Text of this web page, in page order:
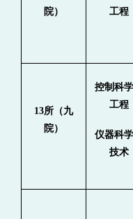
院）
工程
13所（九
院）
控制科
工程
仪器科
技术